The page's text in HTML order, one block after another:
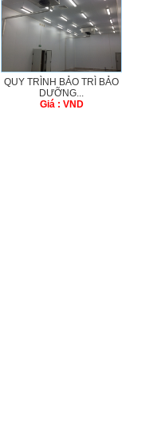
QUY TRÌNH BẢO TRÌ BẢO
DƯỠNG...
Giá : VND